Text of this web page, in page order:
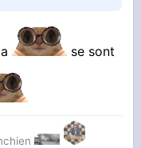
se sont